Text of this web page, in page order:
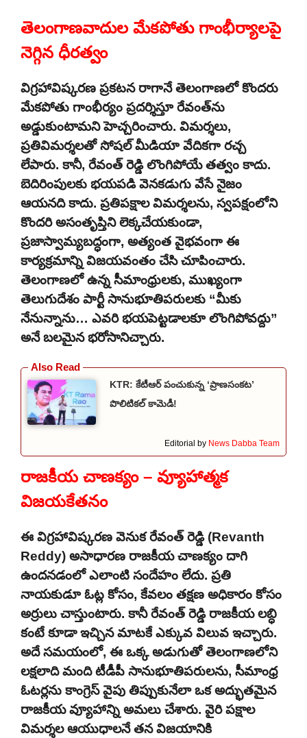
తెలంగాణవాదుల మేకపోతు గాంభీర్యాలపై
నెగ్గిన ధీరత్వం
విగ్రహావిష్కరణ ప్రకటన రాగానే తెలంగాణలో కొందరు
మేకపోతు గాంభీర్యం ప్రదర్శిస్తూ రేవంత్‌ను
అడ్డుకుంటామని హెచ్చరించారు. విమర్శలు,
ప్రతివిమర్శలతో సోషల్ మీడియా వేదికగా రచ్చ
లేపారు. కానీ, రేవంత్ రెడ్డి లొంగిపోయే తత్వం కాదు.
బెదిరింపులకు భయపడి వెనకడుగు వేసే నైజం
ఆయనది కాదు. ప్రతిపక్షాల విమర్శలను, స్వపక్షంలోని
కొందరి అసంతృప్తిని లెక్కచేయకుండా,
ప్రజాస్వామ్యబద్ధంగా, అత్యంత వైభవంగా ఈ
కార్యక్రమాన్ని విజయవంతం చేసి చూపించారు.
తెలంగాణలో ఉన్న సీమాంధ్రులకు, ముఖ్యంగా
తెలుగుదేశం పార్టీ సానుభూతిపరులకు “మీకు
నేనున్నాను… ఎవరి భయపెట్టడాలకూ లొంగిపోవద్దు”
అనే బలమైన భరోసానిచ్చారు.
KTR: కేటీఆర్ పంచుకున్న ‘ప్రాణసంకట’
పొలిటికల్ కామెడీ!
Editorial by News Dabba Team
రాజకీయ చాణక్యం – వ్యూహాత్మక
విజయకేతనం
ఈ విగ్రహావిష్కరణ వెనుక రేవంత్ రెడ్డి (Revanth
Reddy) అసాధారణ రాజకీయ చాణక్యం దాగి
ఉందనడంలో ఎలాంటి సందేహం లేదు. ప్రతి
నాయకుడూ ఓట్ల కోసం, కేవలం తక్షణ అధికారం కోసం
అర్రులు చాస్తుంటారు. కానీ రేవంత్ రెడ్డి రాజకీయ లబ్ధి
కంటే కూడా ఇచ్చిన మాటకే ఎక్కువ విలువ ఇచ్చారు.
అదే సమయంలో, ఈ ఒక్క అడుగుతో తెలంగాణలోని
లక్షలాది మంది టీడీపీ సానుభూతిపరులను, సీమాంధ్ర
ఓటర్లను కాంగ్రెస్ వైపు తిప్పుకునేలా ఒక అద్భుతమైన
రాజకీయ వ్యూహాన్ని అమలు చేశారు. వైరి పక్షాల
విమర్శల ఆయుధాలనే తన విజయానికి